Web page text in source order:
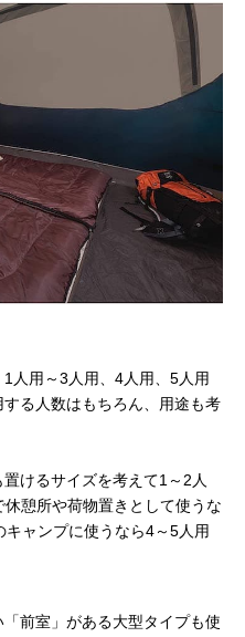
人用～3人用、4人用、5人用
る人数はもちろん、用途も考
けるサイズを考えて1～2人
憩所や荷物置きとして使うな
ャンプに使うなら4～5人用
前室」がある大型タイプも使